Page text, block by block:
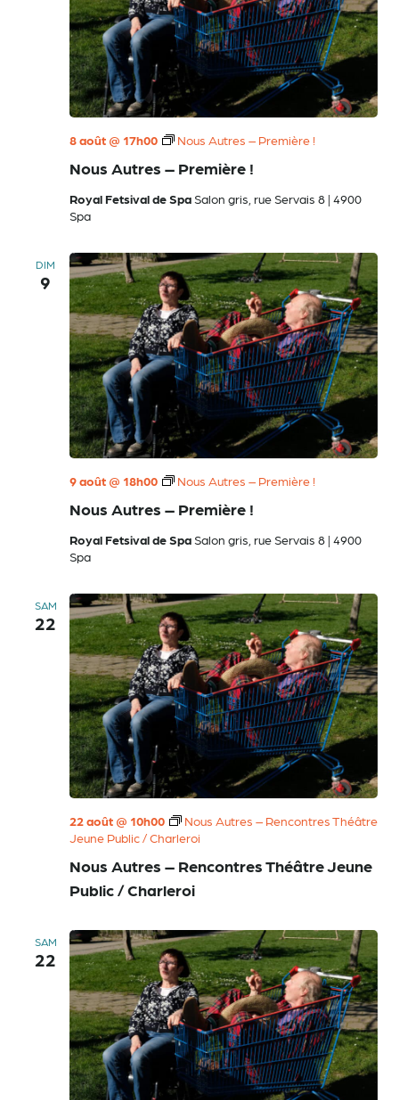
de
vues
Nous Autres – Première !
8 août @ 17h00 Nous Autres – Première !
Royal Fetsival de Spa Salon gris, rue Servais 8 | 4900
Spa
DIM
9
Nous Autres – Première !
9 août @ 18h00 Nous Autres – Première !
Royal Fetsival de Spa Salon gris, rue Servais 8 | 4900
Spa
SAM
22
Nous Autres – Rencontres Théâtre Jeune
Public / Charleroi
22 août @ 10h00
Nous Autres – Rencontres Théâtre
Jeune Public / Charleroi
SAM
22